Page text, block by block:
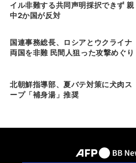
イル非難する共同声明採択できず 親
中2か国が反対
国連事務総長、ロシアとウクライナ
両国を非難 民間人狙った攻撃めぐり
北朝鮮指導部、夏バテ対策に犬肉ス
ープ「補身湯」推奨